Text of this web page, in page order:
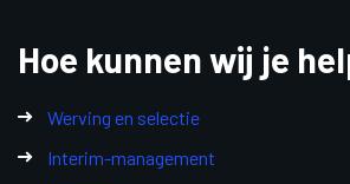
Hoe kunnen wij je
Werving en selectie
Interim-management